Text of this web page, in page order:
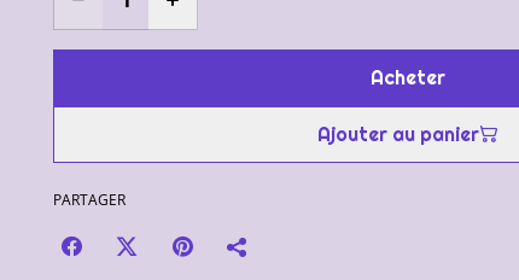
Acheter
Ajouter au panier
PARTAGER